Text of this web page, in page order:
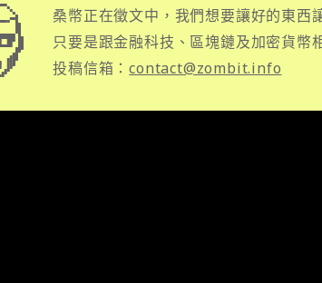
桑幣正在徵文中，我們想要讓好的東西
只要是跟金融科技、區塊鏈及加密貨幣
投稿信箱：contact@zombit.info